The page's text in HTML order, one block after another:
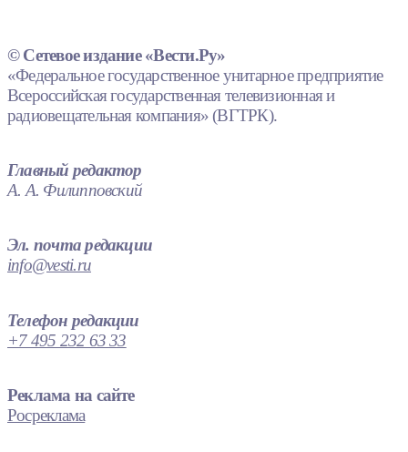
© Сетевое издание «Вести.Ру»
«Федеральное государственное унитарное предприятие
Всероссийская государственная телевизионная и
радиовещательная компания» (ВГТРК).
Главный редактор
А. А. Филипповский
Эл. почта редакции
info@vesti.ru
Телефон редакции
+7 495 232 63 33
Реклама на сайте
Росреклама